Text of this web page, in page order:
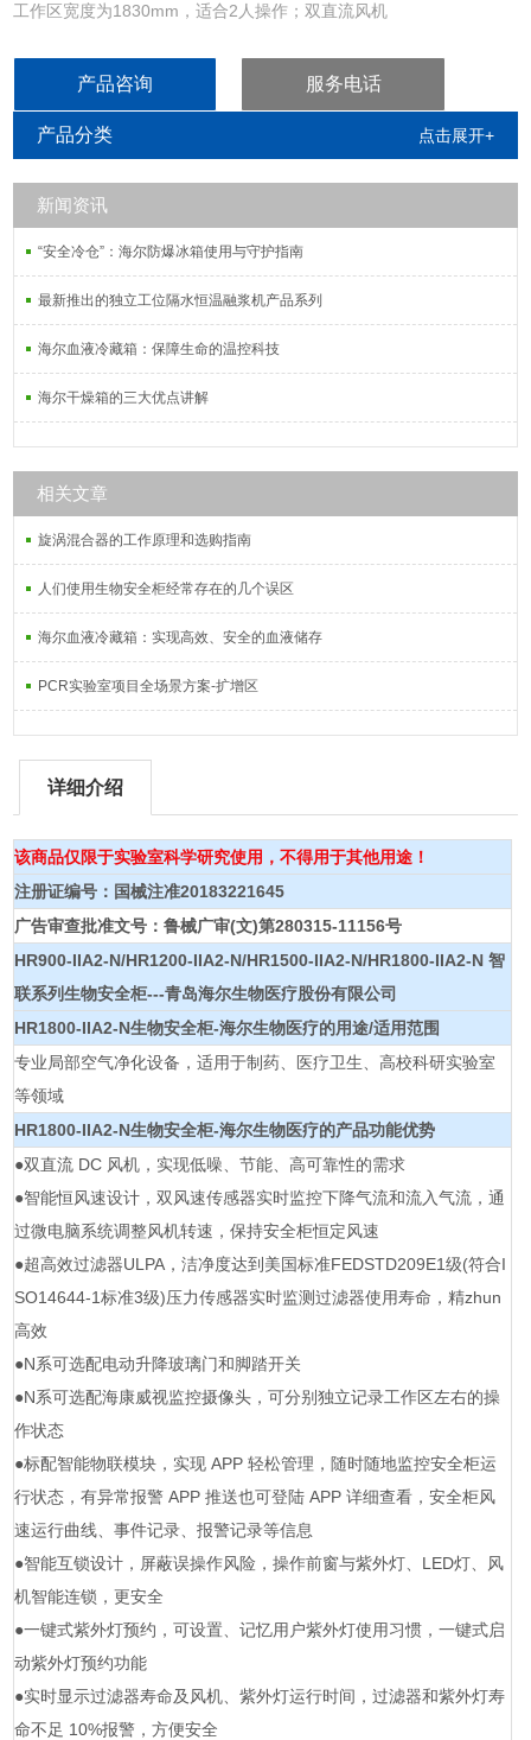
工作区宽度为1830mm，适合2人操作；双直流风机
紫外灯一键预约，标配物联模块
产品咨询 服务电话
产品分类 点击展开+
新闻资讯
“安全冷仓”：海尔防爆冰箱使用与守护指南
最新推出的独立工位隔水恒温融浆机产品系列
海尔血液冷藏箱：保障生命的温控科技
海尔干燥箱的三大优点讲解
相关文章
旋涡混合器的工作原理和选购指南
人们使用生物安全柜经常存在的几个误区
海尔血液冷藏箱：实现高效、安全的血液储存
PCR实验室项目全场景方案-扩增区
详细介绍
该商品仅限于实验室科学研究使用，不得用于其他用途！
注册证编号：国械注准20183221645
广告审查批准文号：鲁械广审(文)第280315-11156号
HR900-IIA2-N/HR1200-IIA2-N/HR1500-IIA2-N/HR1800-IIA2-N智
联系列生物安全柜---青岛海尔生物医疗股份有限公司
HR1800-IIA2-N生物安全柜-海尔生物医疗的用途/适用范围
专业局部空气净化设备，适用于制药、医疗卫生、高校科研实验室
等领域
HR1800-IIA2-N生物安全柜-海尔生物医疗的产品功能优势
●双直流 DC 风机，实现低噪、节能、高可靠性的需求
●智能恒风速设计，双风速传感器实时监控下降气流和流入气流，通
过微电脑系统调整风机转速，保持安全柜恒定风速
●超高效过滤器ULPA，洁净度达到美国标准FEDSTD209E1级(符合I
SO14644-1标准3级)压力传感器实时监测过滤器使用寿命，精zhun
高效
●N系可选配电动升降玻璃门和脚踏开关
●N系可选配海康威视监控摄像头，可分别独立记录工作区左右的操
作状态
●标配智能物联模块，实现 APP 轻松管理，随时随地监控安全柜运
行状态，有异常报警 APP 推送也可登陆 APP 详细查看，安全柜风
速运行曲线、事件记录、报警记录等信息
●智能互锁设计，屏蔽误操作风险，操作前窗与紫外灯、LED灯、风
机智能连锁，更安全
●一键式紫外灯预约，可设置、记忆用户紫外灯使用习惯，一键式启
动紫外灯预约功能
●实时显示过滤器寿命及风机、紫外灯运行时间，过滤器和紫外灯寿
命不足 10%报警，方便安全